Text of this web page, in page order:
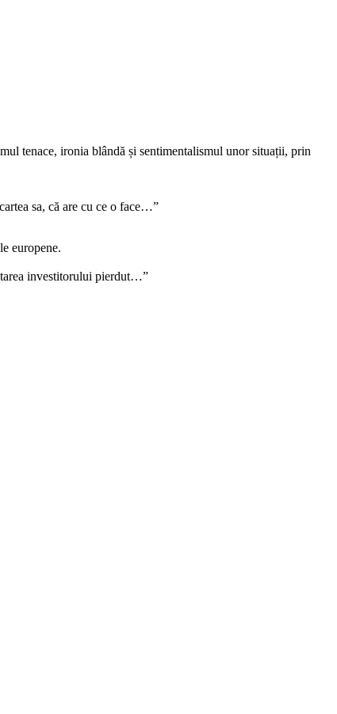
tenace, ironia blândă și sentimentalismul unor situații, prin
sa, că are cu ce o face…”
europene.
investitorului pierdut…”